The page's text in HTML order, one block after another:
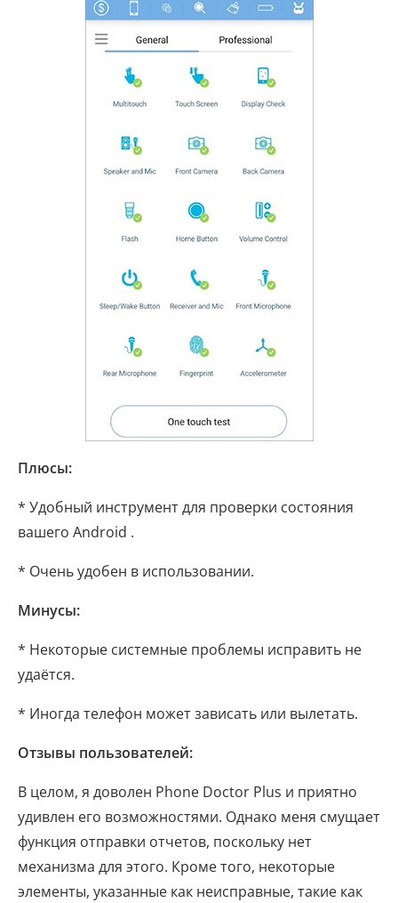
Плюсы:
* Удобный инструмент для проверки состояния
вашего Android .
* Очень удобен в использовании.
Минусы:
* Некоторые системные проблемы исправить не
удаётся.
* Иногда телефон может зависать или вылетать.
Отзывы пользователей:
В целом, я доволен Phone Doctor Plus и приятно
удивлен его возможностями. Однако меня смущает
функция отправки отчетов, поскольку нет
механизма для этого. Кроме того, некоторые
элементы, указанные как неисправные, такие как